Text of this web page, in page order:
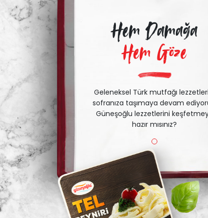
Hem Damağa
Hem Göze
Geleneksel Türk mutfağı
sofranıza taşımaya devam
Güneşoğlu lezzetlerini
hazır mısınız?